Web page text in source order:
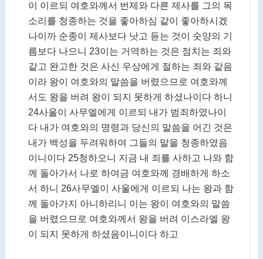
이 이르되 여호와께서 번제와 다른 제사를 그의 목
소리를 청종하는 것을 좋아하심 같이 좋아하시겠
나이까 순종이 제사보다 낫고 듣는 것이 숫양의 기
름보다 나으니 23이는 거역하는 것은 점치는 죄와
같고 완고한 것은 사신 우상에게 절하는 죄와 같음
이라 왕이 여호와의 말씀을 버렸으므로 여호와께
서도 왕을 버려 왕이 되지 못하게 하셨나이다 하니
24사울이 사무엘에게 이르되 내가 범죄하였나이
다 내가 여호와의 명령과 당신의 말씀을 어긴 것은
내가 백성을 두려워하여 그들의 말을 청종하였음
이니이다 25청하오니 지금 내 죄를 사하고 나와 함
께 돌아가서 나로 하여금 여호와께 경배하게 하소
서 하니 26사무엘이 사울에게 이르되 나는 왕과 함
께 돌아가지 아니하리니 이는 왕이 여호와의 말씀
을 버렸으므로 여호와께서 왕을 버려 이스라엘 왕
이 되지 못하게 하셨음이니이다 하고